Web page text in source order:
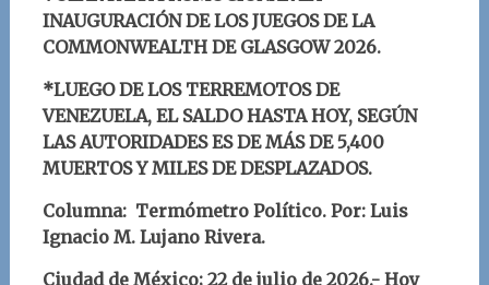
INAUGURACIÓN DELOS JUEGOS DE LA
COMMONWEALTH DE GLASGOW 2026.
*LUEGO DE LOS TERREMOTOS DE
VENEZUELA, EL SALDO HASTA HOY, SEGÚN
LAS AUTORIDADES ES DE MÁS DE 5,400
MUERTOS Y MILES DE DESPLAZADOS.
Columna: Termómetro Político. Por: Luis
Ignacio M. Lujano Rivera.
Ciudad de México; 22de juliode 2026.- Hoy